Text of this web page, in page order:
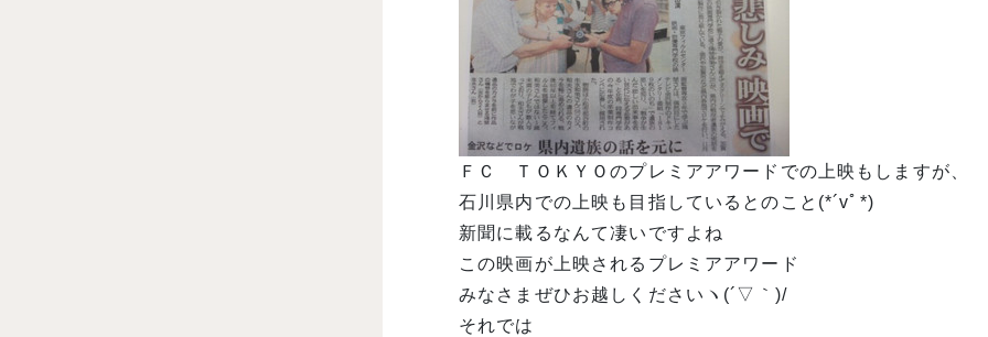
ＦＣ ＴＯＫＹＯのプレミアアワードでの上映もしますが、
石川県内での上映も目指しているとのこと(*´vﾟ*)ゞ
新聞に載るなんて凄いですよね
この映画が上映されるプレミアアワード
みなさまぜひお越しくださいヽ(´▽｀)/
それでは